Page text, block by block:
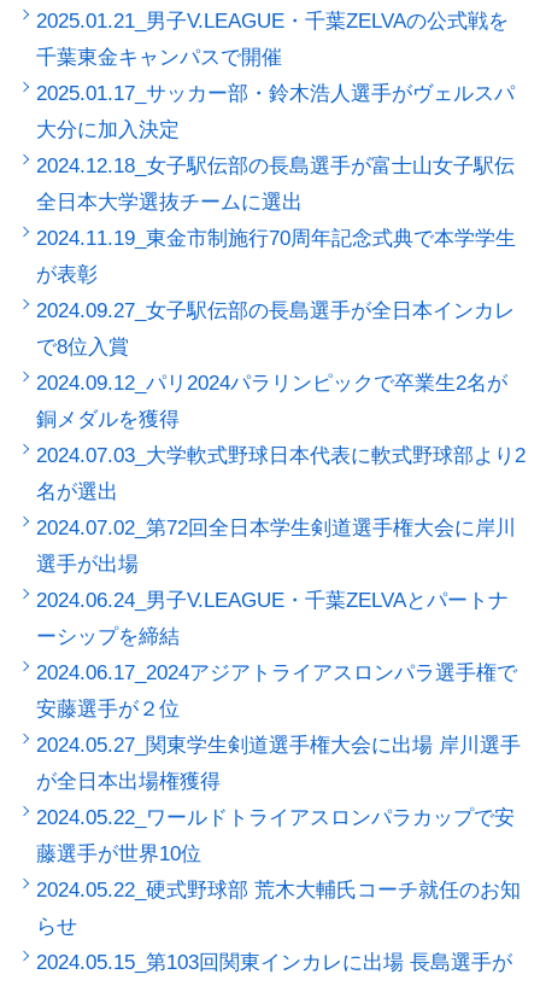
2025.01.21_男子V.LEAGUE・千葉ZELVAの公式戦を
千葉東金キャンパスで開催
2025.01.17_サッカー部・鈴木浩人選手がヴェルスパ
大分に加入決定
2024.12.18_女子駅伝部の長島選手が富士山女子駅伝
全日本大学選抜チームに選出
2024.11.19_東金市制施行70周年記念式典で本学学生
が表彰
2024.09.27_女子駅伝部の長島選手が全日本インカレ
で8位入賞
2024.09.12_パリ2024パラリンピックで卒業生2名が
銅メダルを獲得
2024.07.03_大学軟式野球日本代表に軟式野球部より2
名が選出
2024.07.02_第72回全日本学生剣道選手権大会に岸川
選手が出場
2024.06.24_男子V.LEAGUE・千葉ZELVAとパートナ
ーシップを締結
2024.06.17_2024アジアトライアスロンパラ選手権で
安藤選手が２位
2024.05.27_関東学生剣道選手権大会に出場 岸川選手
が全日本出場権獲得
2024.05.22_ワールドトライアスロンパラカップで安
藤選手が世界10位
2024.05.22_硬式野球部 荒木大輔氏コーチ就任のお知
らせ
2024.05.15_第103回関東インカレに出場 長島選手が